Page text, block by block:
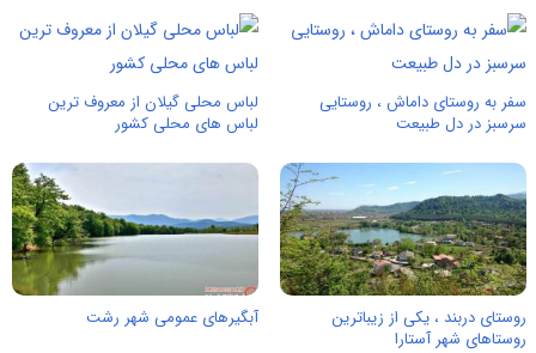
سفر به روستای داماش ، روستایی
سرسبز در دل طبیعت
لباس محلی گیلان از معروف ترین
لباس های محلی کشور
روستای دربند ، یکی از زیباترین
روستاهای شهر آستارا
آبگیرهای عمومی شهر رشت